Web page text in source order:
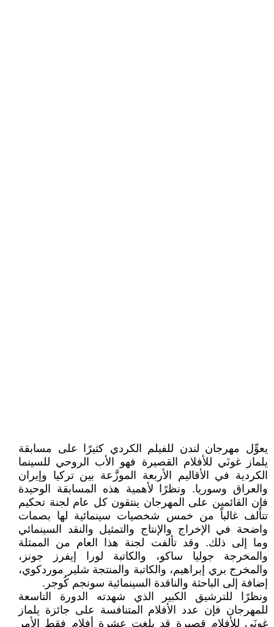
يعوِّل مهرجان لندن للفيلم الكردي كثيرًا على مسابقة
يلماز غونَي للأفلام القصيرة فهو الأب الروحي للسينما
الكردية في الأقاليم الأربعة الموزَّعة بين تركيا وإيران
والعراق وسوريا. ونظرًا لأهمية هذه المسابقة الوحيدة
فإن القائمين على المهرجان ينتقون كل عام لجنة تحكيم
تتألف غالباً من خمس شخصيات سينمائية لها بصمات
واضحة في الإخراج والإنتاج والتمثيل والنقد السينمائي
وما إلى ذلك. وقد تألفت لجنة هذا العام من الممثلة
والمخرجة جوليا ساكو، والكاتبة لورا إيفرز جونز،
والمخرج بري إبراهيم، والكاتبة والمنتجة شلير موردكوي،
إضافة إلى الباحثة والناقدة السينمائية سونجم كُوجر.
ونظرًا للترشيق الكبير الذي شهدته الدورة التاسعة
للمهرجان فإن عدد الأفلام المتنافسة على جائزة يلماز
غونَي للأفلام قصيرة قد بلغت عشرة أفلام فقط الأمر